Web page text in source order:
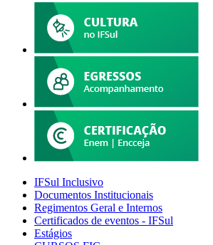
IFSul Inclusivo
Documentos Institucionais
Regimentos Geral e Internos
Certificados de eventos - IFSul
Estágios